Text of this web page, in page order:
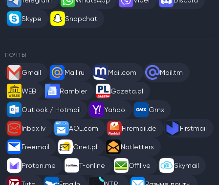
Skype Snapchat
ПОЧТЫ
Gmail Mail.ru Mail.com Mail.tm
WEB Rambler Gazeta.pl
Outlook / Hotmail Yahoo Gmx
Inbox.lv AOL.com Firemail.de Firstmail
Freemail Onet.pl Notletters
Proton.me T-online Offilive Skymail